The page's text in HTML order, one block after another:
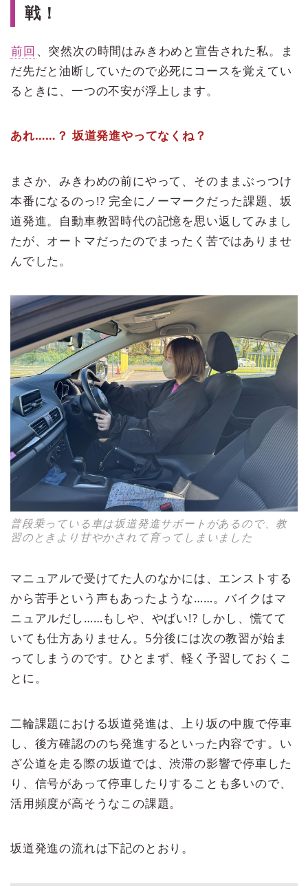
許可を得て撮影したものです。
戦！
前回 、突然次の時間はみきわめと宣告された私。ま
だ先だと油断していたので必死にコースを覚えてい
るときに、一つの不安が浮上します。
あれ……？ 坂道発進やってなくね？
まさか、みきわめの前にやって、そのままぶっつけ
本番になるのっ!? 完全にノーマークだった課題、坂
道発進。自動車教習時代の記憶を思い返してみまし
たが、オートマだったのでまったく苦ではありませ
んでした。
普段乗っている車は坂道発進サポートがあるので、教
習のときより甘やかされて育ってしまいました
マニュアルで受けてた人のなかには、エンストする
から苦手という声もあったような……。バイクはマ
ニュアルだし……もしや、やばい!? しかし、慌てて
いても仕方ありません。5分後には次の教習が始ま
ってしまうのです。ひとまず、軽く予習しておくこ
とに。
二輪課題における坂道発進は、上り坂の中腹で停車
し、後方確認ののち発進するといった内容です。い
ざ公道を走る際の坂道では、渋滞の影響で停車した
り、信号があって停車したりすることも多いので、
活用頻度が高そうなこの課題。
坂道発進の流れは下記のとおり。